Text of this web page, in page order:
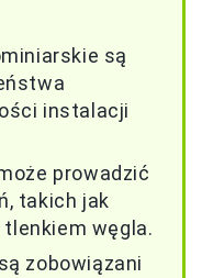
są
instalacji
prowadzić
takich jak
węgla.
zobowiązani